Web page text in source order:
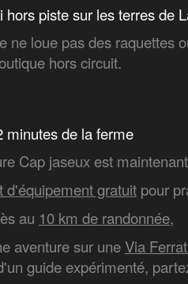
hors piste sur les terres de
ne loue pas des raquettes
hors circuit.
minutes de la ferme
Cap jaseux est maintenant
d'équipement gratuit pour
au 10 km de randonnée,
aventure sur uneVia
guide expérimenté,